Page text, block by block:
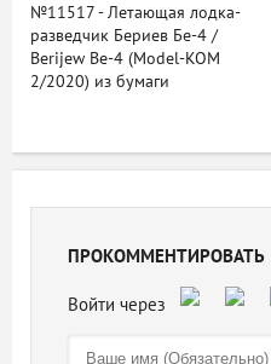
№11517 - Летающая лодка-
разведчик Бериев Бе-4 /
Berijew Be-4 (Model-KOM
2/2020) из бумаги
ПРОКОММЕНТИРОВАТЬ